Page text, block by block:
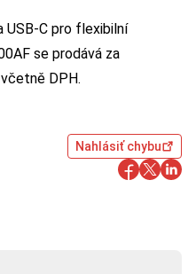
USB-C pro flexibilní
se prodává za
DPH.
Nahlásiť chybu